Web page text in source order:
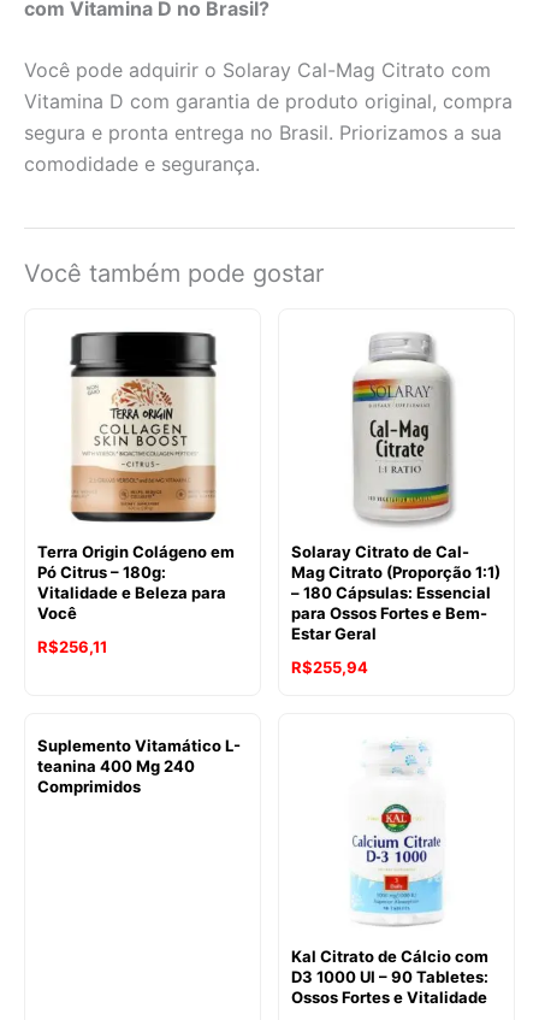
com Vitamina D no Brasil?
Você pode adquirir o Solaray Cal-Mag Citrato com
Vitamina D com garantia de produto original, compra
segura e pronta entrega no Brasil. Priorizamos a sua
comodidade e segurança.
Você também pode gostar
Terra Origin Colágeno em
Pó Citrus – 180g:
Vitalidade e Beleza para
Você
R$256,11
Solaray Citrato de Cal-
Mag Citrato (Proporção 1:1)
– 180 Cápsulas: Essencial
para Ossos Fortes e Bem-
Estar Geral
R$255,94
Suplemento Vitamático L-
teanina 400 Mg 240
Comprimidos
Kal Citrato de Cálcio com
D3 1000 UI – 90 Tabletes:
Ossos Fortes e Vitalidade